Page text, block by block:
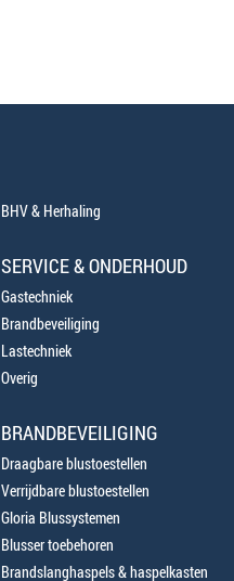
BHV & Herhaling
SERVICE & ONDERHOUD
Gastechniek
Brandbeveiliging
Lastechniek
Overig
BRANDBEVEILIGING
Draagbare blustoestellen
Verrijdbare blustoestellen
Gloria Blussystemen
Blusser toebehoren
Brandslanghaspels & haspelkasten